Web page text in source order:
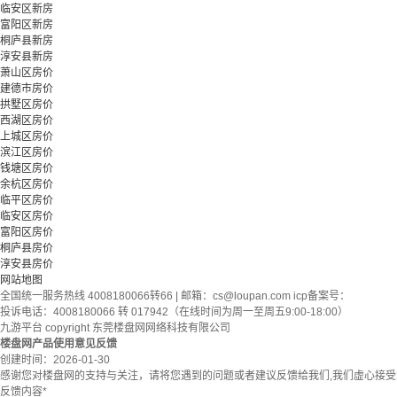
临安区新房
富阳区新房
桐庐县新房
淳安县新房
萧山区房价
建德市房价
拱墅区房价
西湖区房价
上城区房价
滨江区房价
钱塘区房价
余杭区房价
临平区房价
临安区房价
富阳区房价
桐庐县房价
淳安县房价
网站地图
全国统一服务热线 4008180066转66 | 邮箱： cs@loupan.com icp备案号：
投诉电话：4008180066 转 017942（在线时间为周一至周五9:00-18:00）
九游平台 copyright 东莞楼盘网网络科技有限公司
楼盘网产品使用意见反馈
创建时间： 2026-01-30
感谢您对楼盘网的支持与关注，请将您遇到的问题或者建议反馈给我们,我们虚心接受
反馈内容*